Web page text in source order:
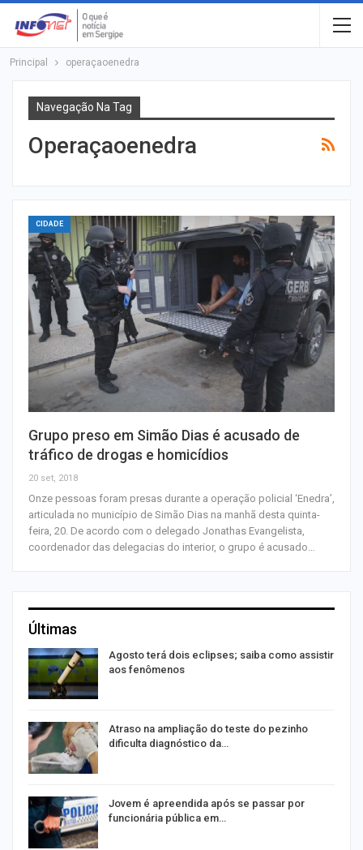
Principal operaçaoenedra
Navegação Na Tag
Operaçaoenedra
CIDADE
Grupo preso em Simão Dias é acusado de
tráfico de drogas e homicídios
20 set, 2018
Onze pessoas foram presas durante a operação policial ‘Enedra’,
articulada no município de Simão Dias na manhã desta quinta-
feira, 20. De acordo com o delegado Jonathas Evangelista,
coordenador das delegacias do interior, o grupo é acusado…
Últimas
Agosto terá dois eclipses; saiba como assistir
aos fenômenos
Atraso na ampliação do teste do pezinho
dificulta diagnóstico da…
Jovem é apreendida após se passar por
funcionária pública em…